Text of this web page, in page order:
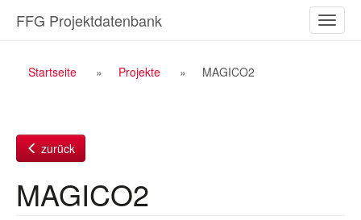
Inhalt
ein-/
FFG Projektdatenbank
Breadcrumb
Startseite Projekte MAGICO2
zurück
MAGICO2